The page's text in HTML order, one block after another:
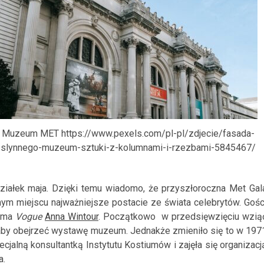
photo/1
Muzeum MET https://www.pexels.com/pl-pl/zdjecie/fasada-
slynnego-muzeum-sztuki-z-kolumnami-i-rzezbami-5845467/
maja. Dzięki temu wiadomo, że przyszłoroczna Met
miejscu najważniejsze postacie ze świata celebrytów.
Vogue Anna Wintour. Początkowo w przedsięwzięciu
obejrzeć wystawę muzeum. Jednakże zmieniło się to w
konsultantką Instytutu Kostiumów i zajęła się